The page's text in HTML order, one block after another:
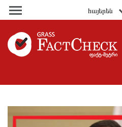
հայերեն